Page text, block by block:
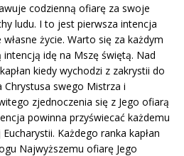
codzienną ofiarę za swoje
ludu. I to jest pierwsza intencja
życie. Warto się za każdym
idę na Mszę świętą. Nad
kiedy wychodzi z zakrystii do
Chrystusa swego Mistrza i
zjednoczenia się z Jego ofiarą
powinna przyświecać każdemu
Każdego ranka kapłan
Najwyższemu ofiarę Jego